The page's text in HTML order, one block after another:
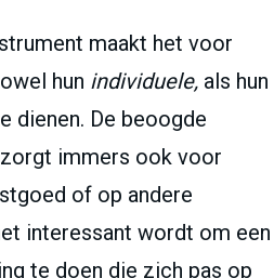
maakt het voor
hun individuele, als hun
dienen. De beoogde
immers ook voor
of op andere
interessant wordt om een
te doen die zich pas op